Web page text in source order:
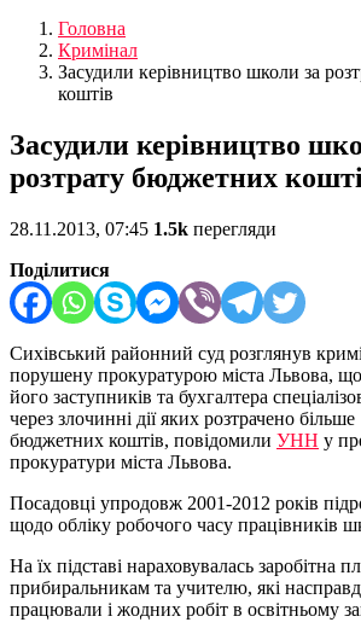
Головна
Кримінал
Засудили керівництво школи за
коштів
Засудили керівництво
розтрату бюджетних
28.11.2013, 07:45 1.5k перегляди
Поділитися
Сихівський районний суд розглянув
порушену прокуратурою міста Львова,
його заступників та бухгалтера
через злочинні дії яких розтрачено
бюджетних коштів, повідомили УНН у
прокуратури міста Львова.
Посадовці упродовж 2001-2012 років
щодо обліку робочого часу працівників
На їх підставі нараховувалась заробітна
прибиральникам та учителю, які
працювали і жодних робіт в освітньому